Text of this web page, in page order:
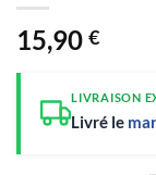
15,90 €
LIVRAISON
Livré le